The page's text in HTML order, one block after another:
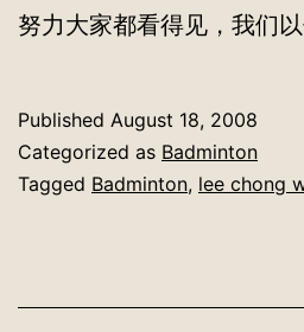
努力大家都看得见，我们以
Published August 18, 2008
Categorized as Badminton
Tagged Badminton, lee chong